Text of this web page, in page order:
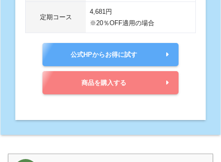
定期コース
4,681円
※20％OFF適用の場合
公式HPからお得に試す
商品を購入する